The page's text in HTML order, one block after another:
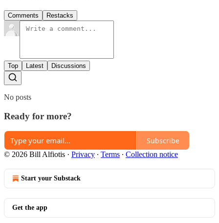
Comments Restacks
Top Latest Discussions
No posts
Ready for more?
Subscribe
© 2026 Bill Alfiotis · Privacy ∙ Terms ∙ Collection notice
Start your Substack
Get the app